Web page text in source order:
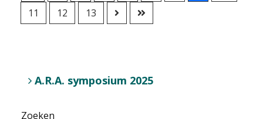
11
12 13
A.R.A. symposium 2025
Zoeken